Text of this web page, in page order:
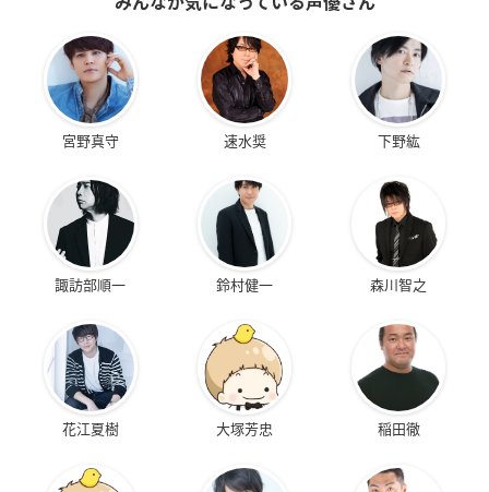
宮野真守 速水奨 下野紘
諏訪部順一 鈴村健一 森川智之
花江夏樹 大塚芳忠 稲田徹